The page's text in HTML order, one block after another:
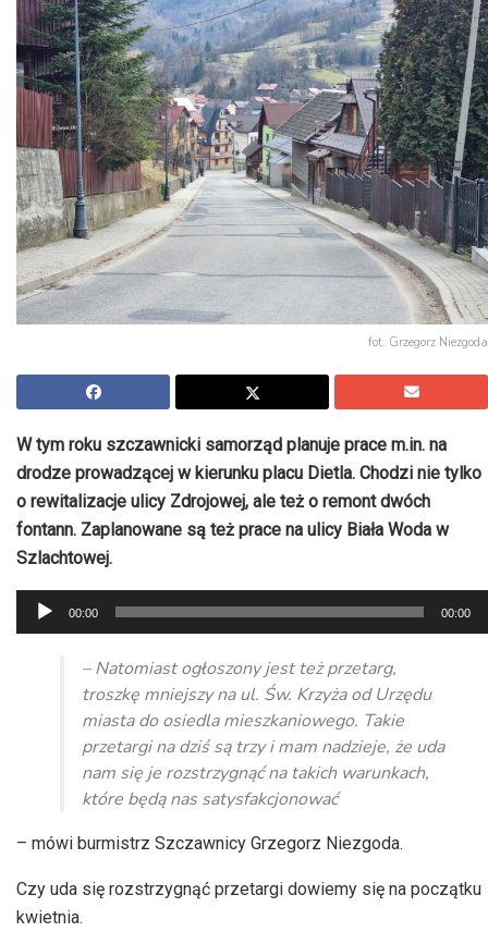
fot. Grzegorz Niezgoda
W tym roku szczawnicki samorząd planuje prace m.in. na
drodze prowadzącej w kierunku placu Dietla. Chodzi nie tylko
o rewitalizacje ulicy Zdrojowej, ale też o remont dwóch
fontann. Zaplanowane są też prace na ulicy Biała Woda w
Szlachtowej.
Odtwarzacz
plików
dźwiękowych
00:00 00:00
– Natomiast ogłoszony jest też przetarg,
troszkę mniejszy na ul. Św. Krzyża od Urzędu
miasta do osiedla mieszkaniowego. Takie
przetargi na dziś są trzy i mam nadzieje, że uda
nam się je rozstrzygnąć na takich warunkach,
które będą nas satysfakcjonować
– mówi burmistrz Szczawnicy Grzegorz Niezgoda.
Czy uda się rozstrzygnąć przetargi dowiemy się na początku
kwietnia.